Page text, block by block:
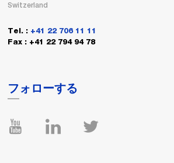
Switzerland
Tel. : +41 22 706 11 11
Fax : +41 22 794 94 78
フォローする